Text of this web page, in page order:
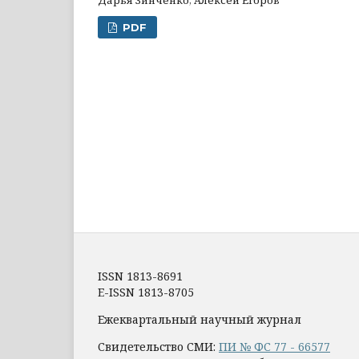
PDF
ISSN 1813-8691
E-ISSN 1813-8705
Ежеквартальный научный журнал
Свидетельство СМИ: ПИ № ФС 77 - 66577